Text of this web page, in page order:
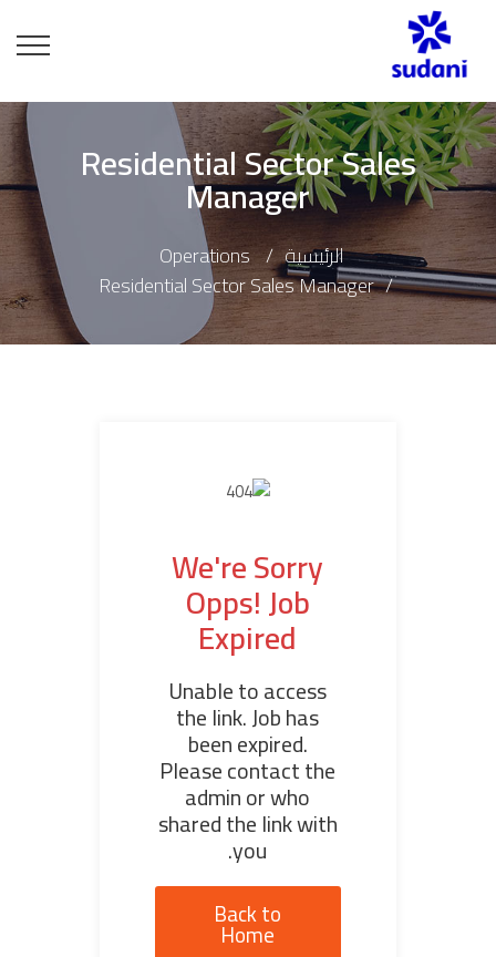
Residential Sector Sales
Manager
الرئيسية
Operations
Residential Sector Sales Manager
We're Sorry
Opps! Job
Expired
Unable to access
the link. Job has
been expired.
Please contact the
admin or who
shared the link with
you.
Back to
Home